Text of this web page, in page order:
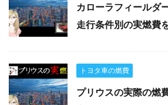
カローラフィールダ
走行条件別の実燃費
トヨタ車の燃費
プリウスの実際の燃